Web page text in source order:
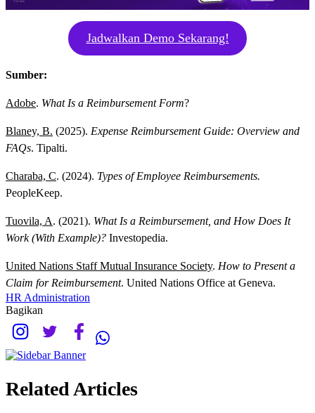
Jadwalkan Demo Sekarang!
Sumber:
Adobe. What Is a Reimbursement Form?
Blaney, B. (2025). Expense Reimbursement Guide: Overview and
FAQs. Tipalti.
Charaba, C. (2024). Types of Employee Reimbursements.
PeopleKeep.
Tuovila, A. (2021). What Is a Reimbursement, and How Does It
Work (With Example)? Investopedia.
United Nations Staff Mutual Insurance Society. How to Present a
Claim for Reimbursement. United Nations Office at Geneva.
HR Administration
Bagikan
Related Articles